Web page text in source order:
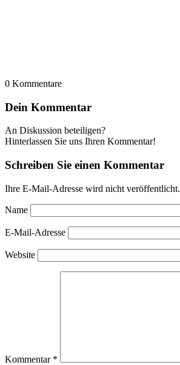
0 Kommentare
Dein Kommentar
An Diskussion beteiligen?
Hinterlassen Sie uns Ihren Kommentar!
Schreiben Sie einen Kommentar
Ihre E-Mail-Adresse wird nicht veröffentlicht.
Name
E-Mail-Adresse
Website
Kommentar *